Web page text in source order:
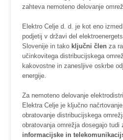
zahteva nemoteno delovanje
Elektro Celje d. d. je kot eno
podjetij v državi del
Slovenije in tako ključni člen za
učinkovitega distribucijskega
kakovostne in zanesljive oskrbe
energije.
Za nemoteno delovanje
Elektra Celje je ključno
obratovanje distribucijskega
obratovanja omrežja dosegajo tudi
informacijske in